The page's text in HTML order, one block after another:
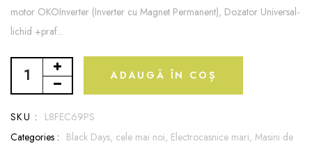
motor OKOInverter (Inverter cu Magnet Permanent), Dozator Universal-
lichid +praf...
ADAUGĂ ÎN COȘ
SKU :
L8FEC69PS
Categories : Black Days, cele mai noi, Electrocasnice mari, Masini de